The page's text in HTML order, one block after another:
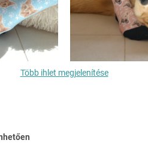
Több ihlet megjelenítése